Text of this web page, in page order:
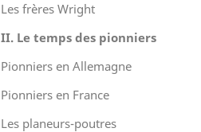
Les frères Wright
II. Le temps des pionniers
Pionniers en Allemagne
Pionniers en France
Les planeurs-poutres